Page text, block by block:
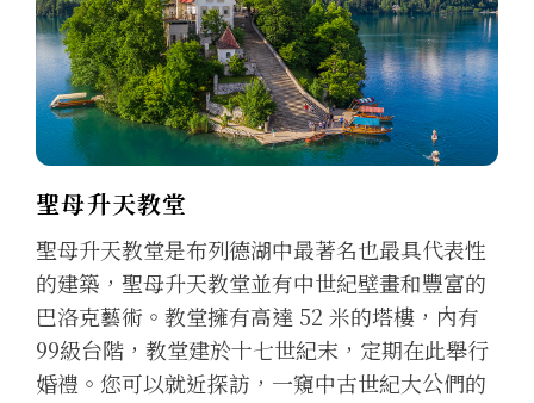
聖母升天教堂
聖母升天教堂是布列德湖中最著名也最具代表性
的建築，聖母升天教堂並有中世紀壁畫和豐富的
巴洛克藝術。教堂擁有高達 52 米的塔樓，內有
99級台階，教堂建於十七世紀末，定期在此舉行
婚禮。您可以就近探訪，一窺中古世紀大公們的